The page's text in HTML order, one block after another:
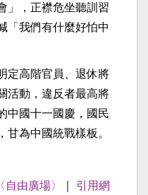
」，正襟危坐聽訓習
「我們有什麼好怕中
定高階官員、退休將
活動，違反者最高將
中國十一國慶，國民
甘為中國統戰樣板。
自由廣場〉
引用網